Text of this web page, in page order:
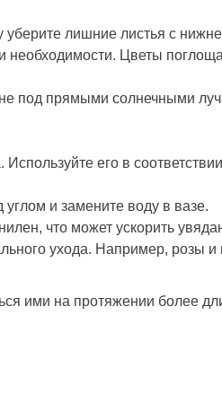
уберите лишние листья с
необходимости. Цветы
под прямыми солнечными
его в
углом и замените воду в вазе.
что может ускорить
ухода. Например, розы и
ими на протяжении более